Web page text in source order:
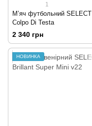
1
М’яч футбольний SELECT
Colpo Di Testa
2 340 грн
НОВИНКА